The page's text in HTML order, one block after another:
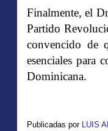
Finalmente, el
Partido
convencido de
esenciales para
Dominicana.
Publicadas por LUIS